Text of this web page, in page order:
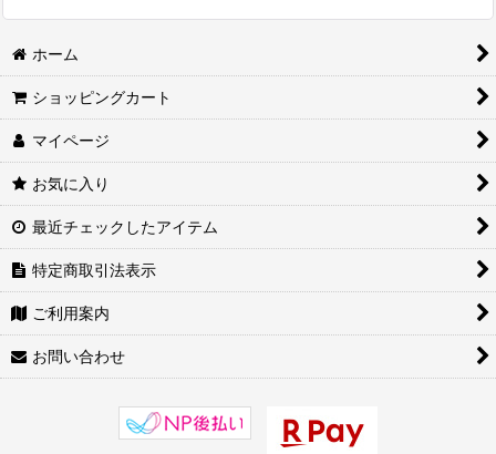
ホーム
ショッピングカート
マイページ
お気に入り
最近チェックしたアイテム
特定商取引法表示
ご利用案内
お問い合わせ